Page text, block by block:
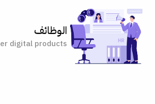
الوظائف
digital products